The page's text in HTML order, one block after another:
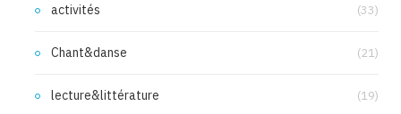
activités (33)
Chant&danse (21)
lecture&littérature (19)